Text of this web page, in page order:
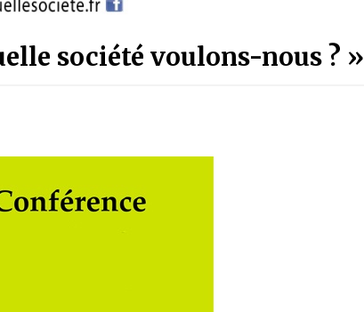
société voulons-nous ? »